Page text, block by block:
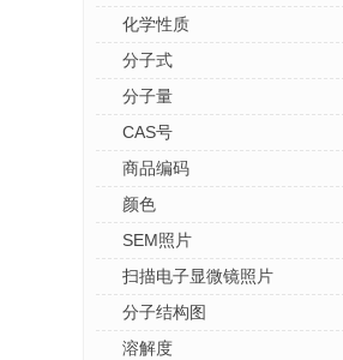
化学性质
分子式
分子量
CAS号
商品编码
颜色
SEM照片
扫描电子显微镜照片
分子结构图
溶解度